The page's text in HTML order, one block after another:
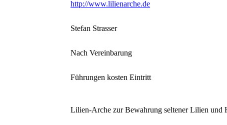
http://www.lilienarche.de
Stefan Strasser
Nach Vereinbarung
Führungen kosten Eintritt
Lilien-Arche zur Bewahrung seltener Lilien und